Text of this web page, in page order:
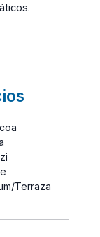
Terraza